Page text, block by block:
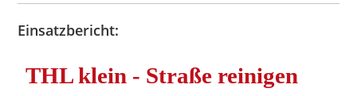
Einsatzbericht:
THL klein - Straße reinigen